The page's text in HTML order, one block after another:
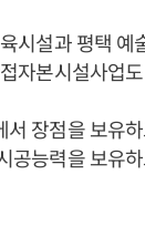
시설과 평택 예
자본시설사업
장점을 보유
공능력을 보유